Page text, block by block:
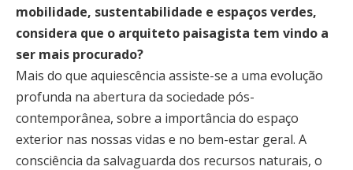
mobilidade, sustentabilidade e espaços verdes,
considera que o arquiteto paisagista tem vindo a
ser mais procurado?
Mais do que aquiescência assiste-se a uma evolução
profunda na abertura da sociedade pós-
contemporânea, sobre a importância do espaço
exterior nas nossas vidas e no bem-estar geral. A
consciência da salvaguarda dos recursos naturais, o